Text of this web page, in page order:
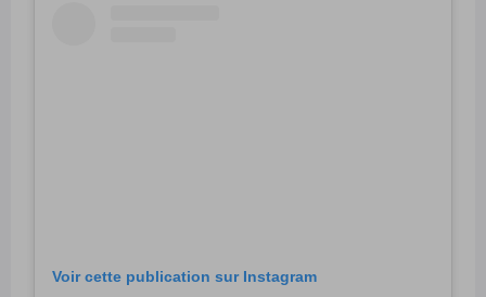
Voir cette publication sur Instagram